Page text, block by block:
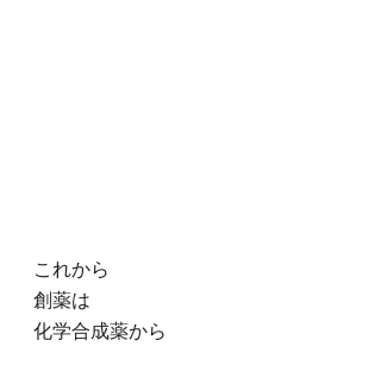
これから
創薬は
化学合成薬から